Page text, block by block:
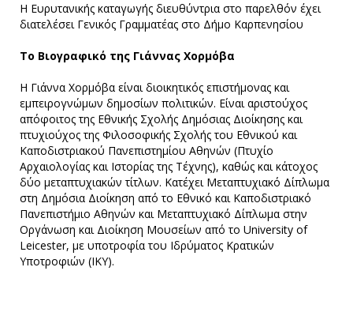
Η Ευρυτανικής καταγωγής διευθύντρια στο παρελθόν έχει
διατελέσει Γενικός Γραμματέας στο Δήμο Καρπενησίου
Το Βιογραφικό της Γιάννας Χορμόβα
Η Γιάννα Χορμόβα είναι διοικητικός επιστήμονας και
εμπειρογνώμων δημοσίων πολιτικών. Είναι αριστούχος
απόφοιτος της Εθνικής Σχολής Δημόσιας Διοίκησης και
πτυχιούχος της Φιλοσοφικής Σχολής του Εθνικού και
Καποδιστριακού Πανεπιστημίου Αθηνών (Πτυχίο
Αρχαιολογίας και Ιστορίας της Τέχνης), καθώς και κάτοχος
δύο μεταπτυχιακών τίτλων. Κατέχει Μεταπτυχιακό Δίπλωμα
στη Δημόσια Διοίκηση από το Εθνικό και Καποδιστριακό
Πανεπιστήμιο Αθηνών και Μεταπτυχιακό Δίπλωμα στην
Οργάνωση και Διοίκηση Μουσείων από το University of
Leicester, με υποτροφία του Ιδρύματος Κρατικών
Υποτροφιών (ΙΚΥ).